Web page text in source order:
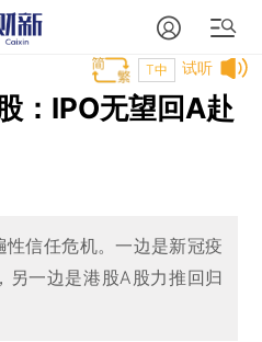
试听
T中
：IPO无望回A赴
信任危机。一边是新冠疫
另一边是港股A股力推回归